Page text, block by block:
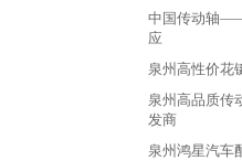
中国传动轴
应
泉州高性价花
泉州高品质
发商
泉州鸿星汽车